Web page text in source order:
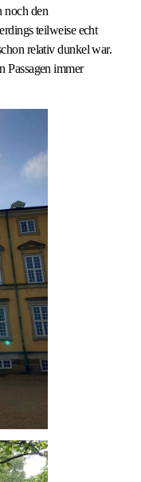
noch den
teilweise echt
relativ dunkel war.
Passagen immer